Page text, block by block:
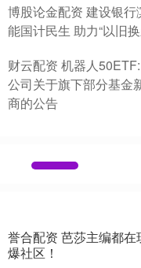
博股论金配资 建设银
能国计民生 助力“以旧
财云配资 机器人
公司关于旗下部分基金
商的公告
誉合配资 芭莎主编都在
爆社区！